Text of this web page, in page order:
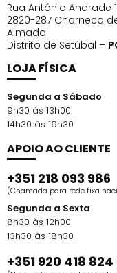
Rua António Andrade
2820-287 Charneca
Almada
Distrito de Setúbal –
LOJA FÍSICA
Segunda a Sábado
9h30 às 13h00
14h30 às 19h30
APOIO AO CLIENTE
+351 218 093 986
(Chamada para rede fixa
Segunda a Sexta
8h30 às 12h00
13h30 às 18h30
+351 920 418 824